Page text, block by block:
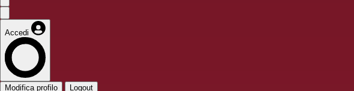
Accedi
Modifica profilo Logout